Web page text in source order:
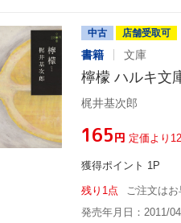
中古 店舗受取可
書籍 文庫
檸檬 ハルキ文
梶井基次郎
¥165円 定価より
獲得ポイント 1P
残り1点
ご注文はお
発売年月日：2011/